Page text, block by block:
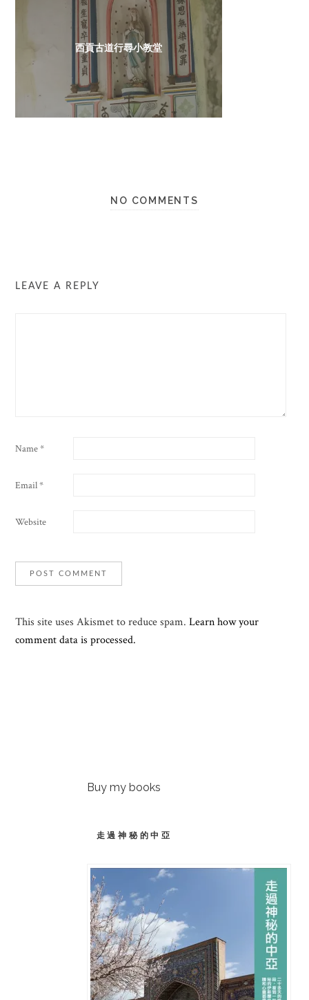
西貢古道行尋小教堂
NO COMMENTS
LEAVE A REPLY
Name*
Email*
Website
This site uses Akismet to reduce spam.Learn how your
comment data is processed.
Buy my books
走過神秘的中亞